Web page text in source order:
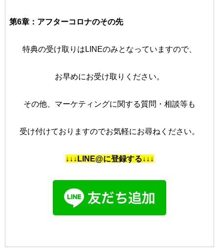
第6章：アフターコロナのその先
特典の受け取りはLINEのみとなっていますので、
お早めにお受け取りください。
その他、マーケティングに関する質問・相談等も
受け付けておりますのでお気軽にお尋ねください。
↓↓↓LINE@に登録する↓↓↓